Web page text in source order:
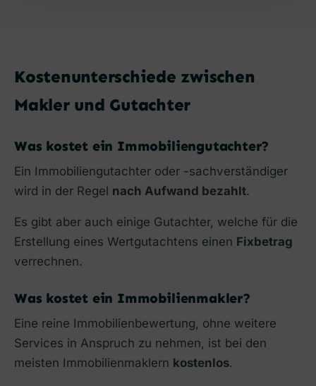
Kostenunterschiede zwischen
Makler und Gutachter
Was kostet ein Immobiliengutachter?
Ein Immobiliengutachter oder -sachverständiger
wird in der Regel nach Aufwand bezahlt.
Es gibt aber auch einige Gutachter, welche für die
Erstellung eines Wertgutachtens einen Fixbetrag
verrechnen.
Was kostet ein Immobilienmakler?
Eine reine Immobilienbewertung, ohne weitere
Services in Anspruch zu nehmen, ist bei den
meisten Immobilienmaklern kostenlos.